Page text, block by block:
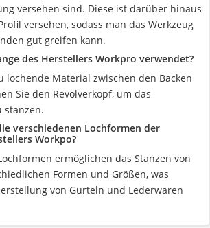
versehen sind. Diese ist darüber hinaus
versehen, sodass man das Werkzeug
gut greifen kann.
des Herstellers Workpro verwendet?
lochende Material zwischen den Backen
Sie den Revolverkopf, um das
stanzen.
verschiedenen Lochformen der
Workpo?
ermöglichen das Stanzen von
Formen und Größen, was
von Gürteln und Lederwaren